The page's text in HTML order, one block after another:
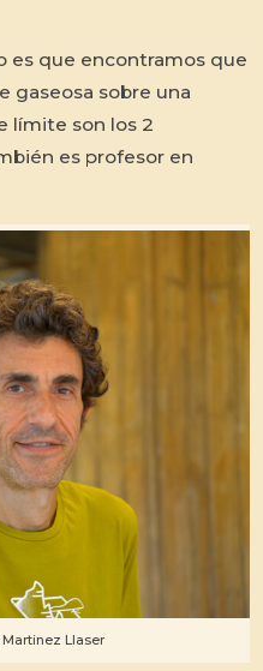
es que encontramos que
gaseosa sobre una
límite son los 2
es profesor en
Llaser